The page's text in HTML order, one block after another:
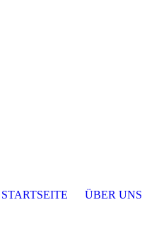
STARTSEITE ÜBER UNS